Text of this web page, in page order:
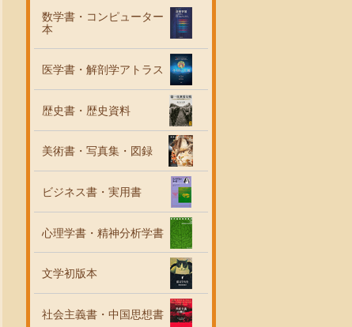
数学書・コンピューター
本
医学書・解剖学アトラス
歴史書・歴史資料
美術書・写真集・図録
ビジネス書・実用書
心理学書・精神分析学書
文学初版本
社会主義書・中国思想書